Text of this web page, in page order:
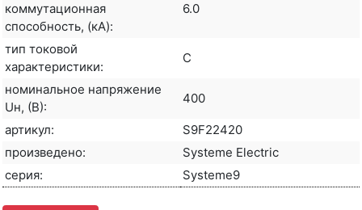
коммутационная
способность, (кА):
6.0
тип токовой
характеристики:
C
номинальное напряжение
Uн, (В):
400
артикул:
S9F22420
произведено:
Systeme Electric
серия:
Systeme9